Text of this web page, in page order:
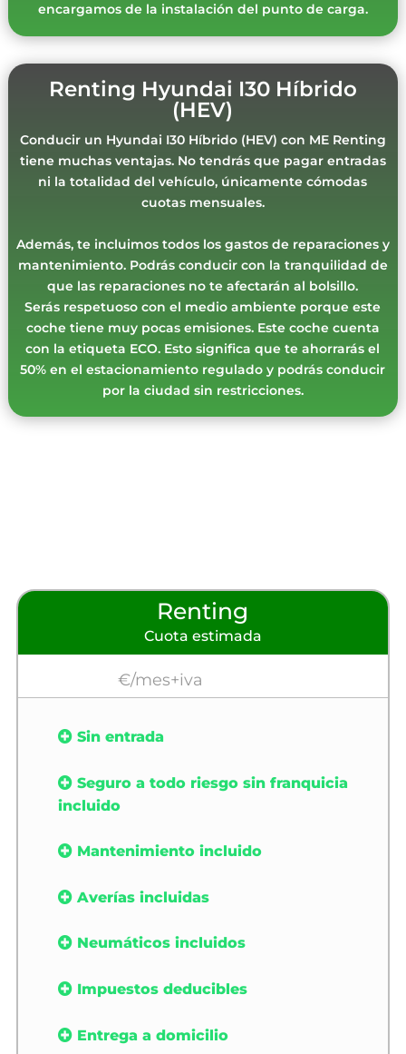
encargamos de la instalación del punto de carga.
Renting Hyundai I30 Híbrido
(HEV)
Conducir un Hyundai I30 Híbrido (HEV) con ME Renting
tiene muchas ventajas. No tendrás que pagar entradas
ni la totalidad del vehículo, únicamente cómodas
cuotas mensuales.
Además, te incluimos todos los gastos de reparaciones y
mantenimiento. Podrás conducir con la tranquilidad de
que las reparaciones no te afectarán al bolsillo.
Serás respetuoso con el medio ambiente porque este
coche tiene muy pocas emisiones. Este coche cuenta
con la etiqueta ECO. Esto significa que te ahorrarás el
50% en el estacionamiento regulado y podrás conducir
por la ciudad sin restricciones.
Renting
Cuota estimada
€/mes+iva
Sin entrada
Seguro a todo riesgo sin franquicia
incluido
Mantenimiento incluido
Averías incluidas
Neumáticos incluidos
Impuestos deducibles
Entrega a domicilio